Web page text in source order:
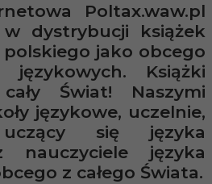
Poltax.waw.pl
dystrybucji książek
jako obcego
Książki
Świat! Naszymi
językowe, uczelnie,
uczący się języka
nauczyciele języka
z całego Świata.